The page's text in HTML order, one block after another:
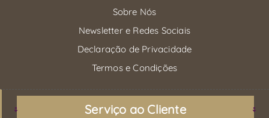
Sobre Nós
Newsletter e Redes Sociais
Declaração de Privacidade
Termos e Condições
Serviço ao Cliente